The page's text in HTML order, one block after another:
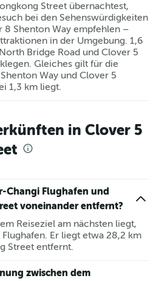
Street übernachtest,
bei den Sehenswürdigkeiten
8 Shenton Way empfehlen –
in der Umgebung. 1,6
Bridge Road und Clover 5
Gleiches gilt für die
Way und Clover 5
1,3 km liegt.
in Clover 5
Changi Flughafen und
voneinander entfernt?
Reiseziel am nächsten liegt,
Er liegt etwa 28,2 km
Street entfernt.
zwischen dem